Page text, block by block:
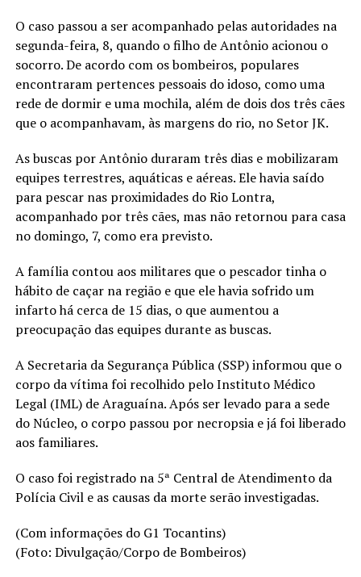
O caso passou a ser acompanhado pelas autoridades na
segunda-feira, 8, quando o filho de Antônio acionou o
socorro. De acordo com os bombeiros, populares
encontraram pertences pessoais do idoso, como uma
rede de dormir e uma mochila, além de dois dos três cães
que o acompanhavam, às margens do rio, no Setor JK.
As buscas por Antônio duraram três dias e mobilizaram
equipes terrestres, aquáticas e aéreas. Ele havia saído
para pescar nas proximidades do Rio Lontra,
acompanhado por três cães, mas não retornou para casa
no domingo, 7, como era previsto.
A família contou aos militares que o pescador tinha o
hábito de caçar na região e que ele havia sofrido um
infarto há cerca de 15 dias, o que aumentou a
preocupação das equipes durante as buscas.
A Secretaria da Segurança Pública (SSP) informou que o
corpo da vítima foi recolhido pelo Instituto Médico
Legal (IML) de Araguaína. Após ser levado para a sede
do Núcleo, o corpo passou por necropsia e já foi liberado
aos familiares.
O caso foi registrado na 5ª Central de Atendimento da
Polícia Civil e as causas da morte serão investigadas.
(Com informações do G1 Tocantins)
(Foto: Divulgação/Corpo de Bombeiros)